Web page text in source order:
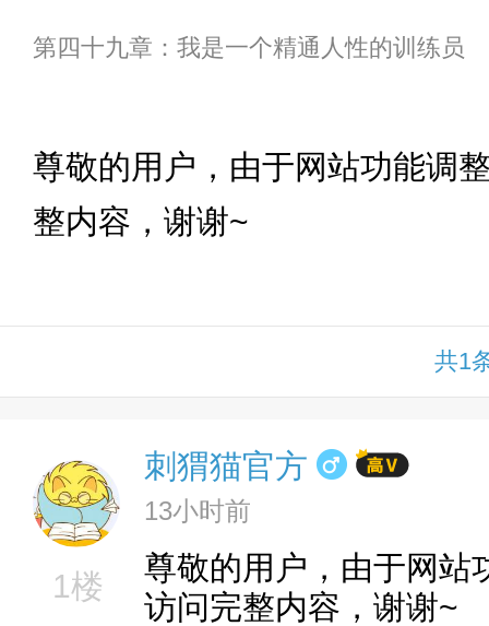
第四十九章：我是一个精通人性的训练员
尊敬的用户，由于网站功能调
整内容，谢谢~
共1
1楼
刺猬猫官方
13小时前
尊敬的用户，由于网站
访问完整内容，谢谢~